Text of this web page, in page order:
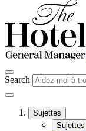
Search
Sujettes
Sujettes